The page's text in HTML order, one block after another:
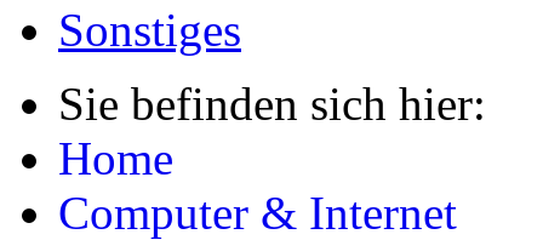
Sonstiges
Sie befinden sich hier:
Home
Computer & Internet